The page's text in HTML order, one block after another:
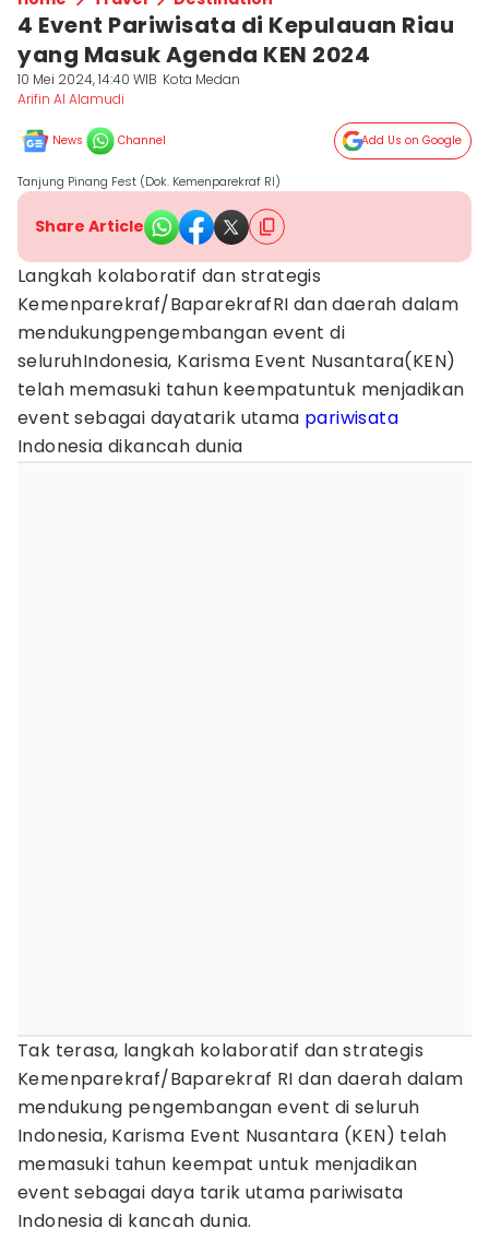
4 Event Pariwisata di Kepulauan Riau
yang Masuk Agenda KEN 2024
10 Mei 2024, 14:40 WIB Kota Medan
Arifin Al Alamudi
News Channel Add Us on Google
Tanjung Pinang Fest (Dok. Kemenparekraf RI)
Share Article
Langkah kolaboratif dan strategis
Kemenparekraf/BaparekrafRI dan daerah dalam
mendukungpengembangan event di
seluruhIndonesia, Karisma Event Nusantara(KEN)
telah memasuki tahun keempatuntuk menjadikan
event sebagai dayatarik utama pariwisata
Indonesia dikancah dunia
Tak terasa, langkah kolaboratif dan strategis
Kemenparekraf/Baparekraf RI dan daerah dalam
mendukung pengembangan event di seluruh
Indonesia, Karisma Event Nusantara (KEN) telah
memasuki tahun keempat untuk menjadikan
event sebagai daya tarik utama pariwisata
Indonesia di kancah dunia.